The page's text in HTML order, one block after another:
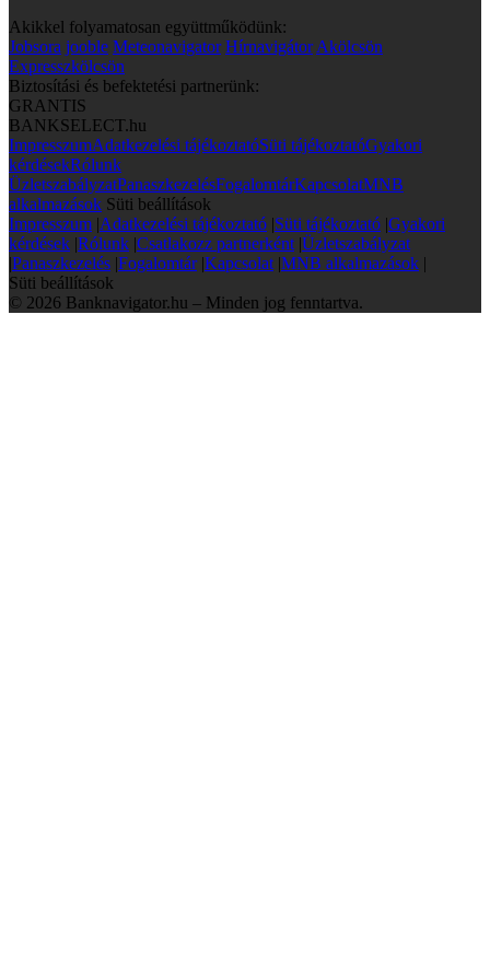
Akikkel folyamatosan együttműködünk:
Jobsora jooble Meteonavigator Hírnavigátor Akölcsön
Expresszkölcsön
Biztosítási és befektetési partnerünk:
GRANTIS
BANKSELECT.hu
ImpresszumAdatkezelési tájékoztatóSüti tájékoztatóGyakori
kérdésekRólunk
ÜzletszabályzatPanaszkezelésFogalomtárKapcsolatMNB
alkalmazások Süti beállítások
Impresszum |Adatkezelési tájékoztató |Süti tájékoztató |Gyakori
kérdések |Rólunk |Csatlakozz partnerként |Üzletszabályzat
|Panaszkezelés |Fogalomtár |Kapcsolat |MNB alkalmazások |
Süti beállítások
© 2026 Banknavigator.hu – Minden jog fenntartva.